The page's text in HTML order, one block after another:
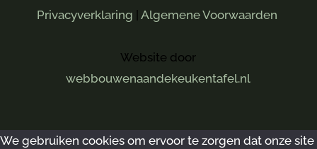
Privacyverklaring Algemene Voorwaarden
Website door
webbouwenaandekeukentafel.nl
We gebruiken cookies om ervoor te zorgen dat onze site